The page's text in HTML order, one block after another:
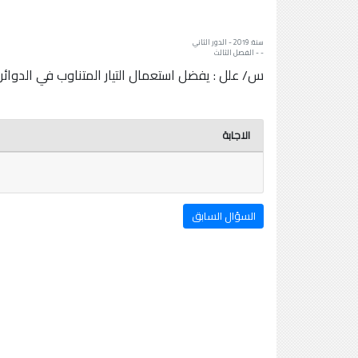
سنة: 2019 - الدور الثاني
- - الفصل الثالث
س/ علل : يفضل استعمال التيار المتناوب في الدوائر
الاجابة
السؤال السابق